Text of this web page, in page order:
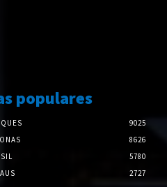
populares
9025
8626
5780
2727